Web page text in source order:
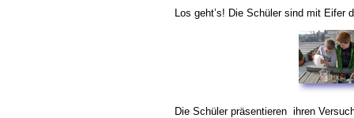
Los geht’s! Die Schüler sind mit Eifer
Die Schüler präsentieren ihren